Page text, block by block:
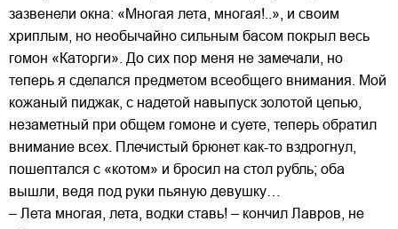
зазвенели окна: «Многая лета, многая!..», и своим
хриплым, но необычайно сильным басом покрыл весь
гомон «Каторги». До сих пор меня не замечали, но
теперь я сделался предметом всеобщего внимания. Мой
кожаный пиджак, с надетой навыпуск золотой цепью,
незаметный при общем гомоне и суете, теперь обратил
внимание всех. Плечистый брюнет как-то вздрогнул,
пошептался с «котом» и бросил на стол рубль; оба
вышли, ведя под руки пьяную девушку…
– Лета многая, лета, водки ставь! – кончил Лавров, не